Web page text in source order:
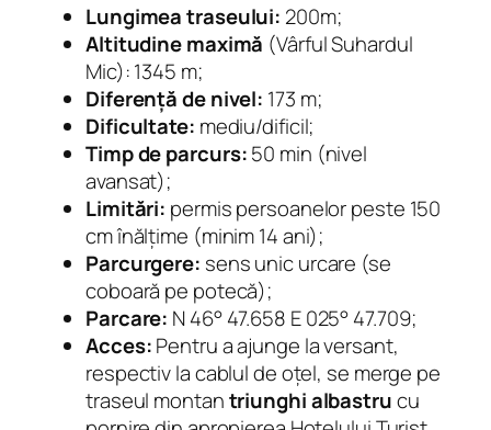
Lungimea traseului: 200m;
Altitudine maximă (Vârful Suhardul
Mic): 1345 m;
Diferență de nivel: 173 m;
Dificultate: mediu/dificil;
Timp de parcurs:50 min (nivel
avansat);
Limitări: permis persoanelor peste 150
cm înălțime (minim 14 ani);
Parcurgere: sens unic urcare (se
coboară pe potecă);
Parcare: N 46° 47.658 E 025° 47.709;
Acces:Pentru a ajunge la versant,
respectiv la cablul de oțel, se merge pe
traseul montantriunghi albastrucu